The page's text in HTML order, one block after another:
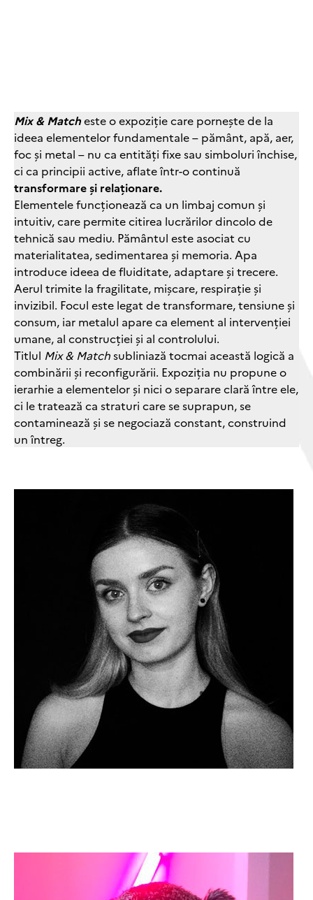
Mix & Matcheste o expoziție care pornește de la
ideea elementelor fundamentale – pământ, apă, aer,
foc și metal – nu ca entități fixe sau simboluri închise,
ci ca principii active, aflate într-o continuă
transformare și relaționare.
Elementele funcționează ca un limbaj comun și
intuitiv, care permite citirea lucrărilor dincolo de
tehnică sau mediu. Pământul este asociat cu
materialitatea, sedimentarea și memoria. Apa
introduce ideea de fluiditate, adaptare și trecere.
Aerul trimite la fragilitate, mișcare, respirație și
invizibil. Focul este legat de transformare, tensiune și
consum, iar metalul apare ca element al intervenției
umane, al construcției și al controlului.
Titlul Mix & Matchsubliniază tocmai această logică a
combinării și reconfigurării. Expoziția nu propune o
ierarhie a elementelor și nici o separare clară între ele,
ci le tratează ca straturi care se suprapun, se
contaminează și se negociază constant, construind
un întreg.